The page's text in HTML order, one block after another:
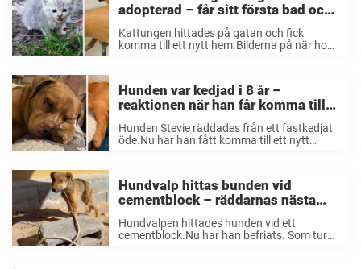
adopterad – får sitt första bad och
reaktionen träffar rakt i hjärtat
Kattungen hittades på gatan och fick
komma till ett nytt hem.Bilderna på när hon
Hunden var kedjad i 8 år –
reaktionen när han får komma till
sitt nya hem träffar rakt i hjärtat
Hunden Stevie räddades från ett fastkedjat
öde.Nu har han fått komma till ett nytt
stackars ...
Hundvalp hittas bunden vid
cementblock – räddarnas nästa
hela världen
Hundvalpen hittades hunden vid ett
cementblock.Nu har han befriats. Som tur